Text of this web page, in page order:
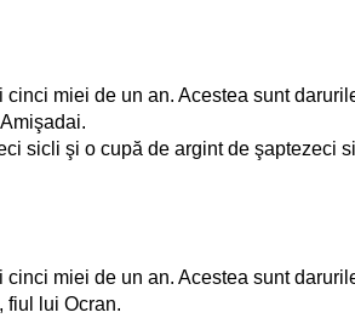
miei de un an. Acestea sunt
sicli şi o cupă de argint de şaptezeci
miei de un an. Acestea sunt
fiul lui Ocran.